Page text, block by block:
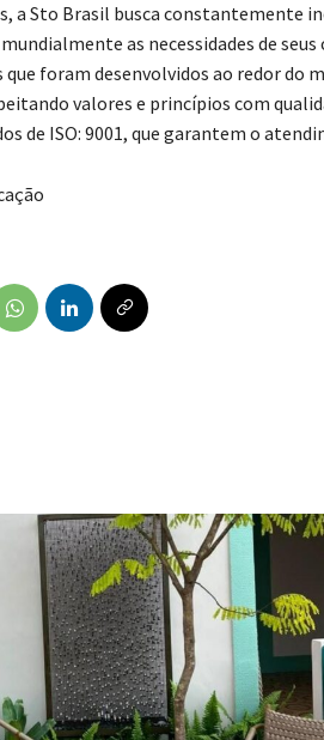
a Sto Brasil busca constantemente
as necessidades de
foram desenvolvidos ao redor do
valores e princípios com
de ISO: 9001, que garantem o